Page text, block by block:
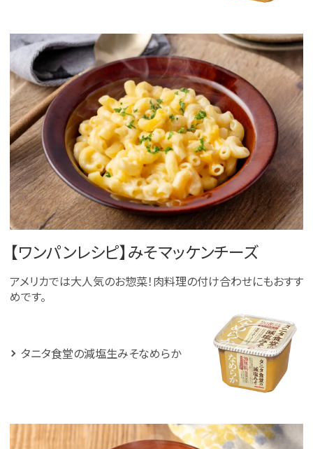
【ワンパンレシピ】みそマッケンチーズ
アメリカでは大人気のお惣菜！肉料理の付け合わせにもおすす
めです。
タニタ食堂の減塩生みそなめらか